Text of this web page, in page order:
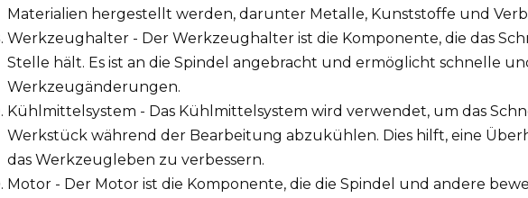
Materialien hergestellt werden, darunter Metalle, Kunststoffe und
Werkzeughalter - Der Werkzeughalter ist die Komponente, die das
Stelle hält. Es ist an die Spindel angebracht und ermöglicht schnelle
Werkzeugänderungen.
Kühlmittelsystem - Das Kühlmittelsystem wird verwendet, um das
Werkstück während der Bearbeitung abzukühlen. Dies hilft, eine
das Werkzeugleben zu verbessern.
Motor - Der Motor ist die Komponente, die die Spindel und andere